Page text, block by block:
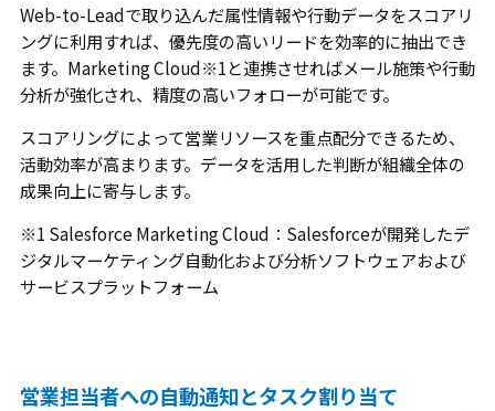
Web-to-Leadで取り込んだ属性情報や行動データをスコアリ
ングに利用すれば、優先度の高いリードを効率的に抽出でき
ます。Marketing Cloud※1と連携させればメール施策や行動
分析が強化され、精度の高いフォローが可能です。
スコアリングによって営業リソースを重点配分できるため、
活動効率が高まります。データを活用した判断が組織全体の
成果向上に寄与します。
※1 Salesforce Marketing Cloud：Salesforceが開発したデ
ジタルマーケティング自動化および分析ソフトウェアおよび
サービスプラットフォーム
営業担当者への自動通知とタスク割り当て